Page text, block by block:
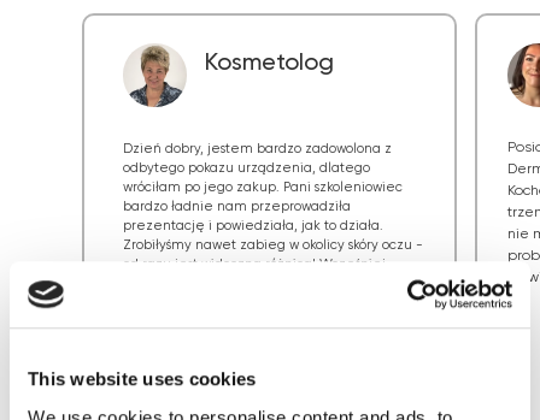
This website uses cookies
nie
Dzień dobry, jestem bardzo zadowolona z
odbytego pokazu urządzenia, dlatego
wróciłam po jego zakup. Pani szkoleniowiec
bardzo ładnie nam przeprowadziła
prezentację i powiedziała, jak to działa.
Zrobiłyśmy nawet zabieg w okolicy skóry oczu -
od razu jest widoczna różnica! Wcześniej
kupiony został przez nas, z naszą firmą, sprzęt
Dziękuję serdecznie.
Kosmetolog